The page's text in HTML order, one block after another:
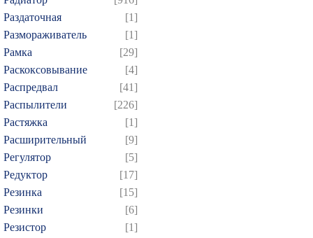
Раздаточная
[1]
Размораживатель
[1]
Рамка
[29]
Раскоксовывание
[4]
Распредвал
[41]
Распылители
[226]
Растяжка
[1]
Расширительный
[9]
Регулятор
[5]
Редуктор
[17]
Резинка
[15]
Резинки
[6]
Резистор
[1]